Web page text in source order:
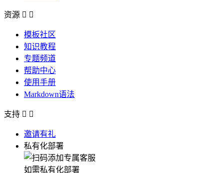
资源  
模板社区
知识教程
专题频道
帮助中心
使用手册
Markdown语法
支持  
邀请有礼
私有化部署
如需私有化部署